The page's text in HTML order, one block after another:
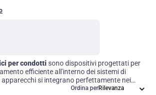
per condotti sono dispositivi progettati per
efficiente all'interno dei sistemi di
si integrano perfettamente nei
dell'aria, riscaldando l'aria mentre circola, e
Ordina per